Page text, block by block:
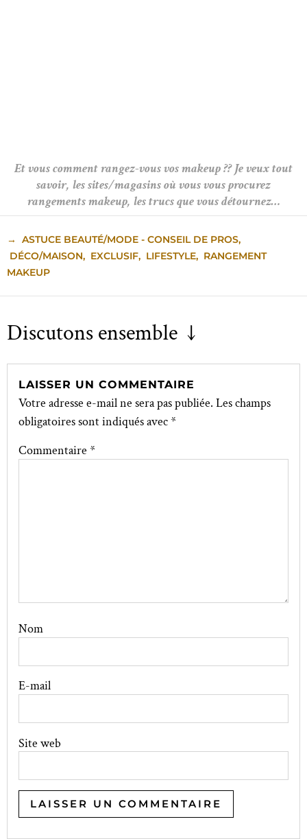
Et vous comment rangez-vous vos makeup ?? Je veux tout
savoir, les sites/magasins où vous vous procurez
rangements makeup, les trucs que vous détournez…
→ ASTUCE BEAUTÉ/MODE - CONSEIL DE PROS,
DÉCO/MAISON, EXCLUSIF, LIFESTYLE, RANGEMENT
MAKEUP
Discutons ensemble ↓
LAISSER UN COMMENTAIRE
Votre adresse e-mail ne sera pas publiée. Les champs
obligatoires sont indiqués avec*
Commentaire *
Nom
E-mail
Site web